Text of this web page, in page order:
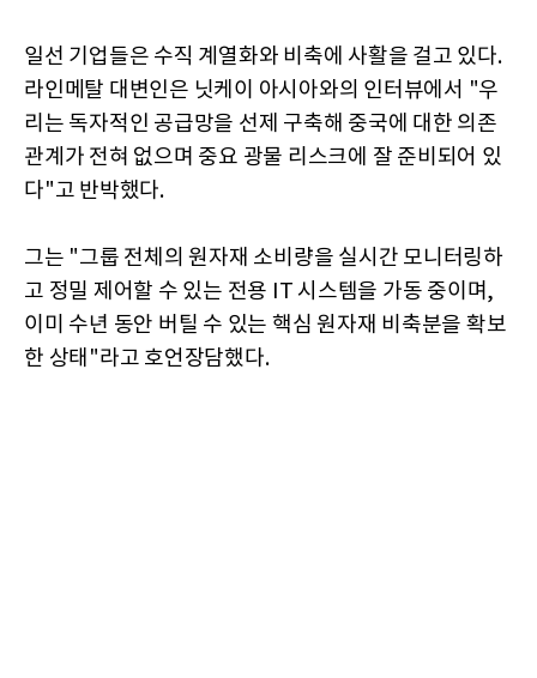
일선 기업들은 수직 계열화와 비축에 사활을 걸고 있다.
라인메탈 대변인은 닛케이 아시아와의 인터뷰에서 "우
리는 독자적인 공급망을 선제 구축해 중국에 대한 의존
관계가 전혀 없으며 중요 광물 리스크에 잘 준비되어 있
다"고 반박했다.
그는 "그룹 전체의 원자재 소비량을 실시간 모니터링하
고 정밀 제어할 수 있는 전용 IT 시스템을 가동 중이며,
이미 수년 동안 버틸 수 있는 핵심 원자재 비축분을 확보
한 상태"라고 호언장담했다.